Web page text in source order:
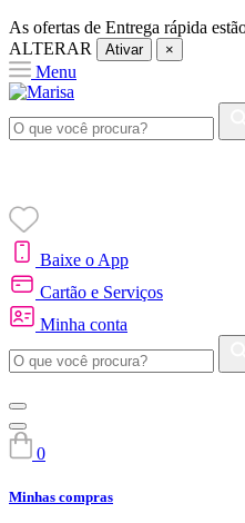
As ofertas de Entrega rápida
ALTERAR
Ativar ×
Menu
Baixe o App
Cartão e Serviços
Minha conta
0
Minhas compras